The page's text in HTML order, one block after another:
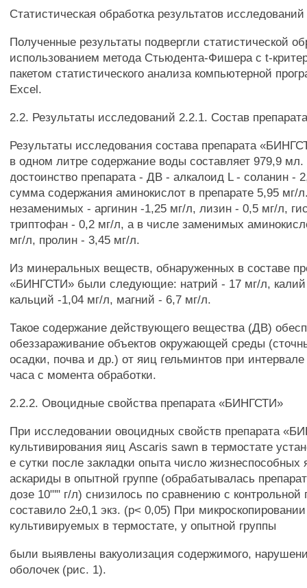
Статистическая обработка результатов исследований
Полученные результаты подвергли статистической
использованием метода Стьюдента-Фишера с t-
пакетом статистического анализа компьютерной
Excel.
2.2. Результаты исследований 2.2.1. Состав
Результаты исследования состава препарата
в одном литре содержание воды составляет 979,9 мл.
достоинство препарата - ДВ - алкалоид L - соланин -
сумма содержания аминокислот в препарате 5,95 мг/
незаменимых - аргинин -1,25 мг/л, лизин - 0,5 мг/л,
триптофан - 0,2 мг/л, а в числе заменимых
мг/л, пролин - 3,45 мг/л.
Из минеральных веществ, обнаруженных в составе
«БИНГСТИ» были следующие: натрий - 17 мг/л,
кальций -1,04 мг/л, магний - 6,7 мг/л.
Такое содержание действующего вещества (ДВ)
обеззараживание объектов окружающей среды
осадки, почва и др.) от яиц гельминтов при
часа с момента обработки.
2.2.2. Овоцидные свойства препарата «БИНГСТИ»
При исследовании овоцидных свойств препарата
культивирования яиц Ascaris sawn в термостате
е сутки после закладки опыта число жизнеспособных
аскариды в опытной группе (обрабатывалась
дозе 10"'" г/л) снизилось по сравнению с контрольной
составило 2±0,1 экз. (р< 0,05) При
культивируемых в термостате, у опытной группы
были выявлены вакуолизация содержимого,
оболочек (рис. 1).